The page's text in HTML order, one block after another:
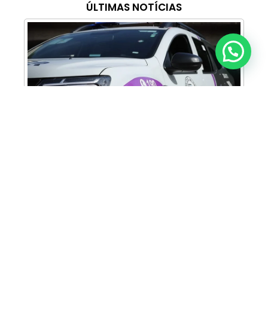
ÚLTIMAS NOTÍCIAS
Anunciar ou recomendar matéria